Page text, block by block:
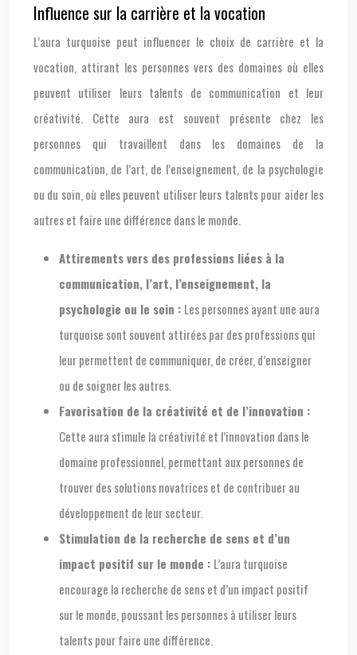
Influence sur la carrière et la vocation
L’aura turquoise peut influencer le choix de carrière et la
vocation, attirant les personnes vers des domaines où elles
peuvent utiliser leurs talents de communication et leur
créativité. Cette aura est souvent présente chez les
personnes qui travaillent dans les domaines de la
communication, de l’art, de l’enseignement, de la psychologie
ou du soin, où elles peuvent utiliser leurs talents pour aider les
autres et faire une différence dans le monde.
Attirements vers des professions liées à la
communication, l’art, l’enseignement, la
psychologie ou le soin : Les personnes ayant une aura
turquoise sont souvent attirées par des professions qui
leur permettent de communiquer, de créer, d’enseigner
ou de soigner les autres.
Favorisation de la créativité et de l’innovation :
Cette aura stimule la créativité et l’innovation dans le
domaine professionnel, permettant aux personnes de
trouver des solutions novatrices et de contribuer au
développement de leur secteur.
Stimulation de la recherche de sens et d’un
impact positif sur le monde : L’aura turquoise
encourage la recherche de sens et d’un impact positif
sur le monde, poussant les personnes à utiliser leurs
talents pour faire une différence.